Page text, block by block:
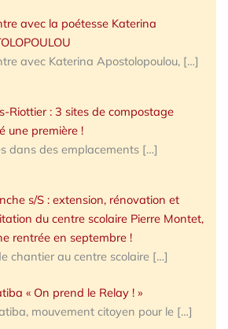
avec la poétesse Katerina
avec Katerina Apostolopoulou, […]
Riottier : 3 sites de compostage
une première !
dans des emplacements […]
s/S : extension, rénovation et
du centre scolaire Pierre Montet,
rentrée en septembre !
chantier au centre scolaire […]
« On prend le Relay ! »
mouvement citoyen pour le […]